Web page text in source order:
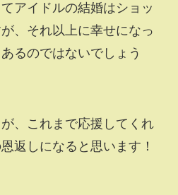
アイドルの結婚はショッ
、それ以上に幸せになっ
るのではないでしょう
、これまで応援してくれ
返しになると思います！